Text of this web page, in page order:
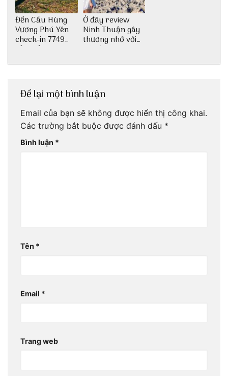
Đến Cầu Hùng
Vương Phú Yên
check-in 7749
tấm sống ảo
Ở đây review
Ninh Thuận gây
thương nhớ với
nét đẹp thiên
Để lại một bình luận
Email của bạn sẽ không được hiển thị công khai.
Các trường bắt buộc được đánh dấu *
Bình luận *
Tên *
Email *
Trang web